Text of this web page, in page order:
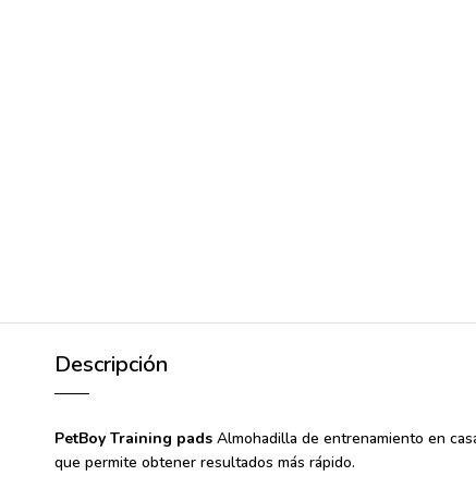
Descripción
PetBoy Training pads Almohadilla de entrenamiento en
que permite obtener resultados más rápido.